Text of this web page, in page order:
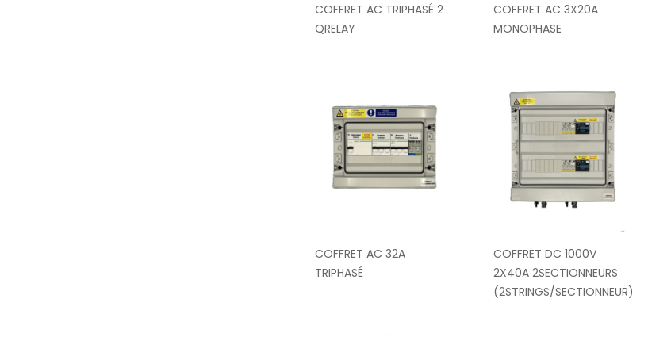
COFFRET AC TRIPHASÉ 2
QRELAY
COFFRET AC 3X20A
MONOPHASE
COFFRET AC 32A
TRIPHASÉ
COFFRET DC 1000V
2X40A 2SECTIONNEURS
(2STRINGS/SECTIONNEUR)